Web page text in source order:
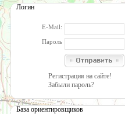
Логин
E-Mail:
Пароль
Регистрация на сайте!
Забыли пароль?
База ориентировщиков